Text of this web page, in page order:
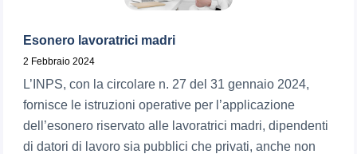
Esonero lavoratrici madri
2 Febbraio 2024
L’INPS, con la circolare n. 27 del 31 gennaio 2024,
fornisce le istruzioni operative per l’applicazione
dell’esonero riservato alle lavoratrici madri, dipendenti
di datori di lavoro sia pubblici che privati, anche non